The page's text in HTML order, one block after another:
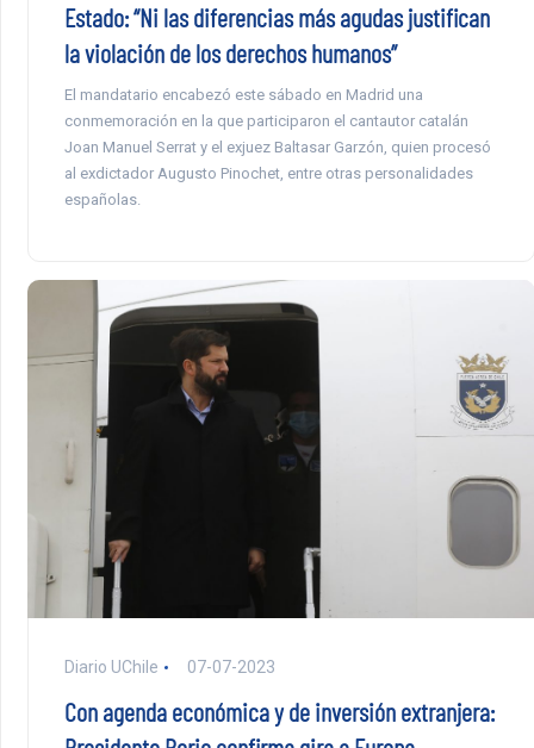
Estado: “Ni las diferencias más agudas justifican
la violación de los derechos humanos”
El mandatario encabezó este sábado en Madrid una
conmemoración en la que participaron el cantautor catalán
Joan Manuel Serrat y el exjuez Baltasar Garzón, quien procesó
al exdictador Augusto Pinochet, entre otras personalidades
españolas.
Diario UChile 07-07-2023
Con agenda económica y de inversión extranjera: